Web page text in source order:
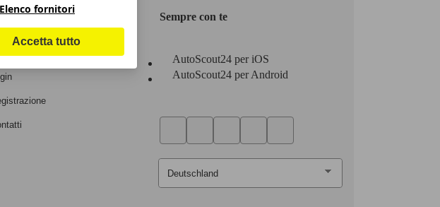
Sempre con te
AutoScout24 per iOS
AutoScout24 per Android
Elenco fornitori
Accetta tutto